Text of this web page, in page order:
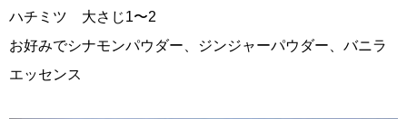
ハチミツ 大さじ1〜2
お好みでシナモンパウダー、ジンジャーパウダー、バニラ
エッセンス